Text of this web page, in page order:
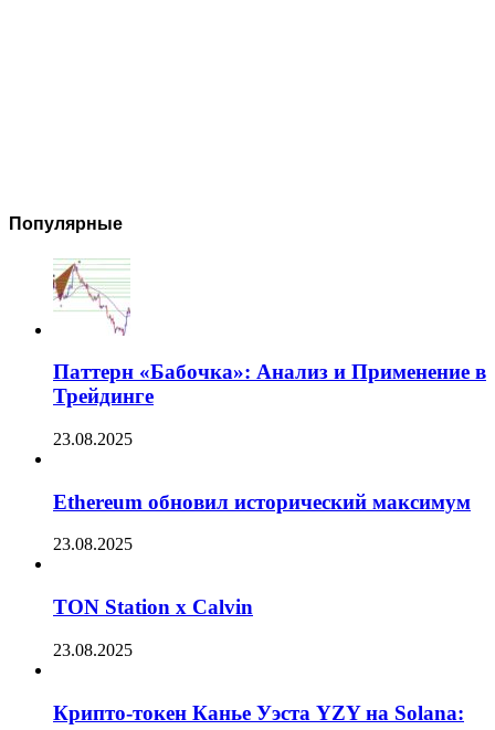
Популярные
Паттерн «Бабочка»: Анализ и Применение в
Трейдинге
23.08.2025
Ethereum обновил исторический максимум
23.08.2025
TON Station x Calvin
23.08.2025
Крипто-токен Канье Уэста YZY на Solana: